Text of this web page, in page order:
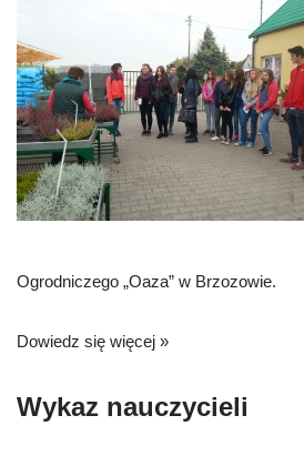
Ogrodniczego „Oaza” w Brzozowie.
Dowiedz się więcej »
Wykaz nauczycieli